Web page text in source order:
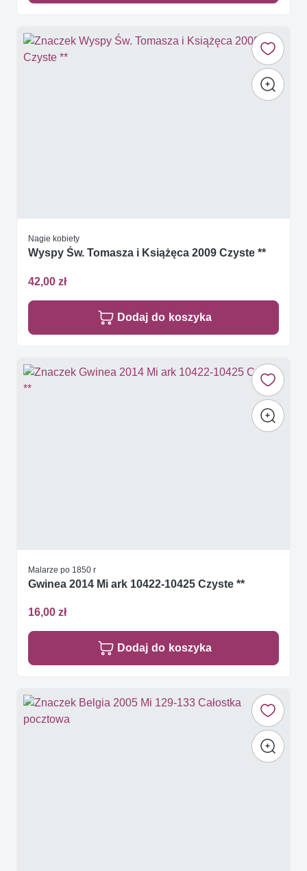
Nagie kobiety
Wyspy Św. Tomasza i Książęca 2009 Czyste **
42,00 zł
Dodaj do koszyka
Malarze po 1850 r
Gwinea 2014 Mi ark 10422-10425 Czyste **
16,00 zł
Dodaj do koszyka